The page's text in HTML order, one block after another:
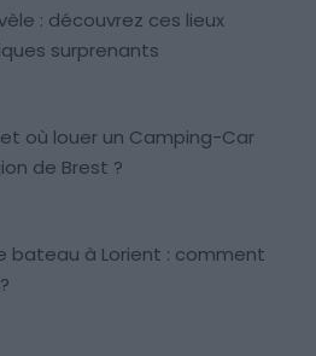
: découvrez ces lieux
surprenants
où louer un Camping-Car
de Brest ?
bateau à Lorient : comment